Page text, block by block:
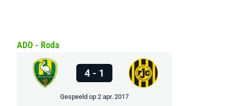
ADO - Roda
4 - 1
Gespeeld op 2 apr. 2017